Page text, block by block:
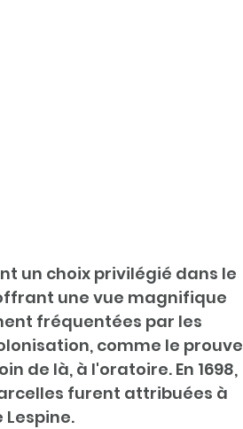
un choix privilégié dans le
une vue magnifique
fréquentées par les
comme le prouve
de là, à l'oratoire. En 1698,
furent attribuées à